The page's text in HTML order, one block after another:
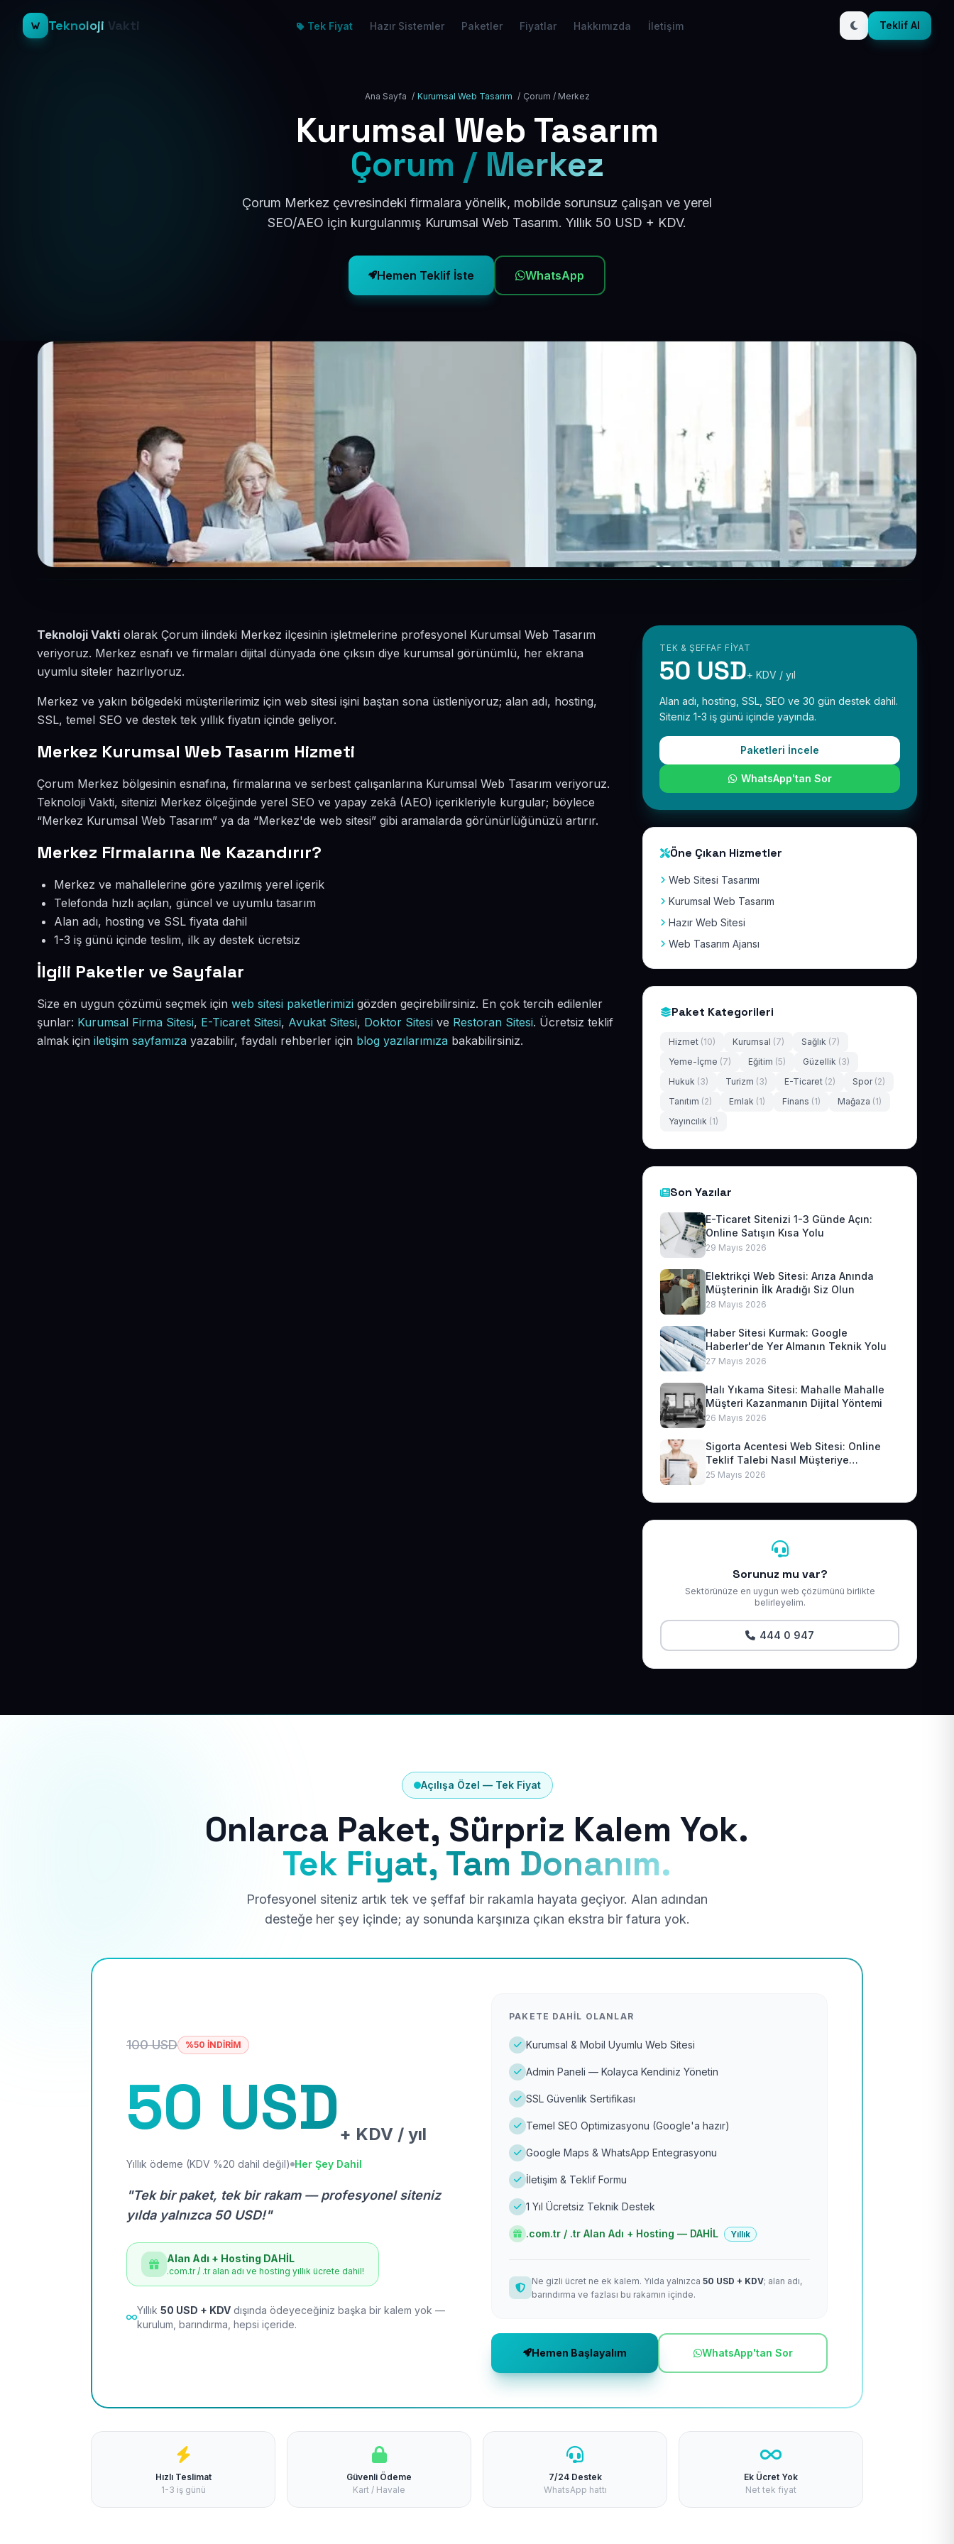
Teknoloji Vakti Tek Fiyat Hazır Sistemler Paketler Fiyatlar Hakkımızda İletişim Teklif Al
Ana Sayfa / Kurumsal Web Tasarım / Çorum / Merkez
Kurumsal Web Tasarım
Çorum / Merkez
Çorum Merkez çevresindeki firmalara yönelik, mobilde sorunsuz çalışan ve yerel
SEO/AEO için kurgulanmış Kurumsal Web Tasarım. Yıllık 50 USD + KDV.
Hemen Teklif İste WhatsApp
Teknoloji Vakti olarak Çorum ilindeki Merkez ilçesinin işletmelerine profesyonel Kurumsal Web Tasarım
veriyoruz. Merkez esnafı ve firmaları dijital dünyada öne çıksın diye kurumsal görünümlü, her ekrana
uyumlu siteler hazırlıyoruz.
Merkez ve yakın bölgedeki müşterilerimiz için web sitesi işini baştan sona üstleniyoruz; alan adı, hosting,
SSL, temel SEO ve destek tek yıllık fiyatın içinde geliyor.
Merkez Kurumsal Web Tasarım Hizmeti
Çorum Merkez bölgesinin esnafına, firmalarına ve serbest çalışanlarına Kurumsal Web Tasarım veriyoruz.
Teknoloji Vakti, sitenizi Merkez ölçeğinde yerel SEO ve yapay zekâ (AEO) içerikleriyle kurgular; böylece
“Merkez Kurumsal Web Tasarım” ya da “Merkez'de web sitesi” gibi aramalarda görünürlüğünüzü artırır.
Merkez Firmalarına Ne Kazandırır?
Merkez ve mahallelerine göre yazılmış yerel içerik
Telefonda hızlı açılan, güncel ve uyumlu tasarım
Alan adı, hosting ve SSL fiyata dahil
1-3 iş günü içinde teslim, ilk ay destek ücretsiz
İlgili Paketler ve Sayfalar
Size en uygun çözümü seçmek için web sitesi paketlerimizi gözden geçirebilirsiniz. En çok tercih edilenler
şunlar: Kurumsal Firma Sitesi, E-Ticaret Sitesi, Avukat Sitesi, Doktor Sitesi ve Restoran Sitesi. Ücretsiz teklif
almak için iletişim sayfamıza yazabilir, faydalı rehberler için blog yazılarımıza bakabilirsiniz.
TEK & ŞEFFAF FIYAT
50 USD+ KDV / yıl
Alan adı, hosting, SSL, SEO ve 30 gün destek dahil.
Siteniz 1-3 iş günü içinde yayında.
Paketleri İncele
WhatsApp'tan Sor
Öne Çıkan Hizmetler
Web Sitesi Tasarımı
Kurumsal Web Tasarım
Hazır Web Sitesi
Web Tasarım Ajansı
Paket Kategorileri
Hizmet (10) Kurumsal (7) Sağlık (7)
Yeme-İçme (7) Eğitim (5) Güzellik (3)
Hukuk (3) Turizm (3) E-Ticaret (2) Spor (2)
Tanıtım (2) Emlak (1) Finans (1) Mağaza (1)
Yayıncılık (1)
Son Yazılar
E-Ticaret Sitenizi 1-3 Günde Açın:
Online Satışın Kısa Yolu
29 Mayıs 2026
Elektrikçi Web Sitesi: Arıza Anında
Müşterinin İlk Aradığı Siz Olun
28 Mayıs 2026
Haber Sitesi Kurmak: Google
Haberler'de Yer Almanın Teknik Yolu
27 Mayıs 2026
Halı Yıkama Sitesi: Mahalle Mahalle
Müşteri Kazanmanın Dijital Yöntemi
26 Mayıs 2026
Sigorta Acentesi Web Sitesi: Online
Teklif Talebi Nasıl Müşteriye
Dönüşür?
25 Mayıs 2026
Sorunuz mu var?
Sektörünüze en uygun web çözümünü birlikte
belirleyelim.
444 0 947
Açılışa Özel — Tek Fiyat
Onlarca Paket, Sürpriz Kalem Yok.
Tek Fiyat, Tam Donanım.
Profesyonel siteniz artık tek ve şeffaf bir rakamla hayata geçiyor. Alan adından
desteğe her şey içinde; ay sonunda karşınıza çıkan ekstra bir fatura yok.
100 USD %50 İNDİRİM
50 USD+ KDV / yıl
Yıllık ödeme (KDV %20 dahil değil) Her Şey Dahil
"Tek bir paket, tek bir rakam — profesyonel siteniz
yılda yalnızca 50 USD!"
Alan Adı + Hosting DAHİL
.com.tr / .tr alan adı ve hosting yıllık ücrete dahil!
Yıllık 50 USD + KDV dışında ödeyeceğiniz başka bir kalem yok —
kurulum, barındırma, hepsi içeride.
PAKETE DAHIL OLANLAR
Kurumsal & Mobil Uyumlu Web Sitesi
Admin Paneli — Kolayca Kendiniz Yönetin
SSL Güvenlik Sertifikası
Temel SEO Optimizasyonu (Google'a hazır)
Google Maps & WhatsApp Entegrasyonu
İletişim & Teklif Formu
1 Yıl Ücretsiz Teknik Destek
.com.tr / .tr Alan Adı + Hosting — DAHİL Yıllık
Ne gizli ücret ne ek kalem. Yılda yalnızca 50 USD + KDV; alan adı,
barındırma ve fazlası bu rakamın içinde.
Hemen Başlayalım WhatsApp'tan Sor
Hızlı Teslimat
1-3 iş günü
Güvenli Ödeme
Kart / Havale
7/24 Destek
WhatsApp hattı
Ek Ücret Yok
Net tek fiyat